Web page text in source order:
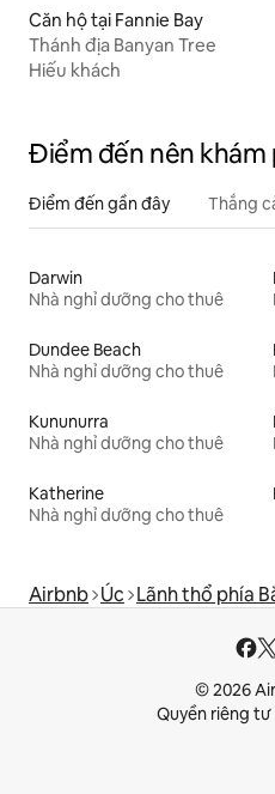
Căn hộ tại Fannie Bay
Thánh địa Banyan Tree
Hiếu khách
Điểm đến nên khám
Điểm đến gần đây Thắng
Darwin
Nhà nghỉ dưỡng cho thuê
Dundee Beach
Nhà nghỉ dưỡng cho thuê
Kununurra
Nhà nghỉ dưỡng cho thuê
Katherine
Nhà nghỉ dưỡng cho thuê
Airbnb Úc Lãnh thổ phía
© 2026
Quyền riêng tư